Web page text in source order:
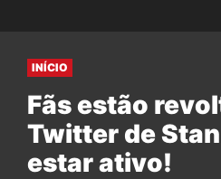
INÍCIO
Fãs estão
Twitter de
estar ativo!